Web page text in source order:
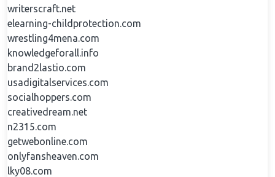
writerscraft.net
elearning-childprotection.com
wrestling4mena.com
knowledgeforall.info
brand2lastio.com
usadigitalservices.com
socialhoppers.com
creativedream.net
n2315.com
getwebonline.com
onlyfansheaven.com
lky08.com